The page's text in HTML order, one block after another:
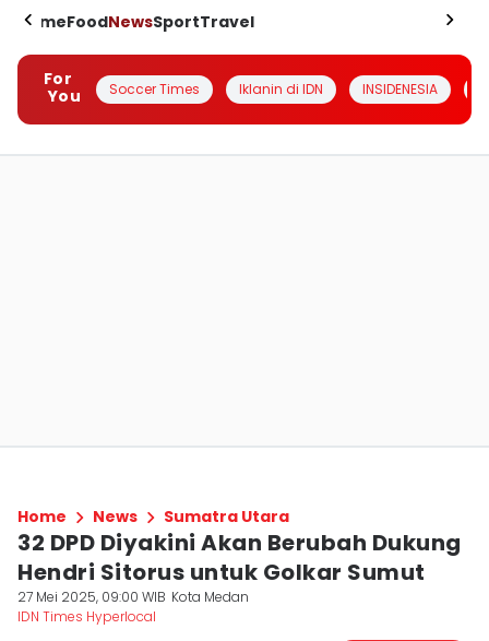
HomeFoodNewsSportTravel
For
You
Soccer Times Iklanin di IDN INSIDENESIA
Home News Sumatra Utara
32 DPD Diyakini Akan Berubah Dukung
Hendri Sitorus untuk Golkar Sumut
27 Mei 2025, 09:00 WIB Kota Medan
IDN Times Hyperlocal